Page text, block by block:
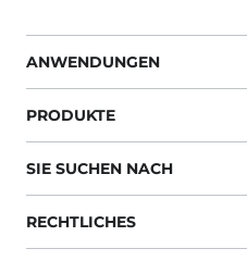
ANWENDUNGEN
PRODUKTE
SIE SUCHEN NACH
RECHTLICHES